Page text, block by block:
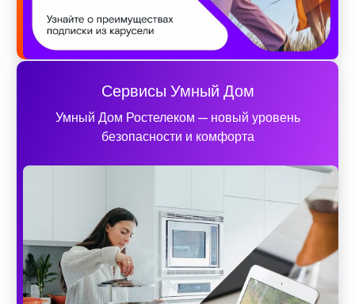
Сервисы Умный Дом
Умный Дом Ростелеком — новый уровень
безопасности и комфорта